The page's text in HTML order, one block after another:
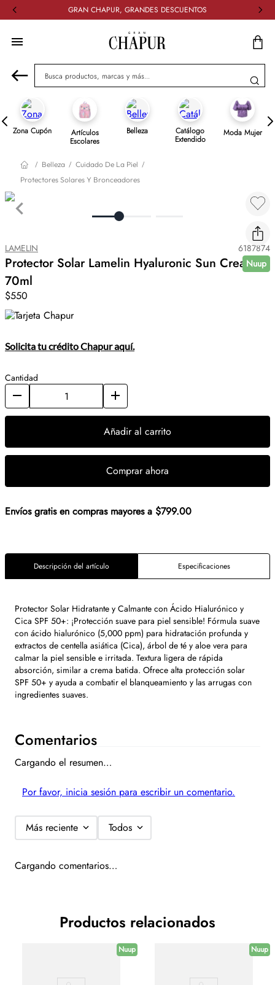
GRAN CHAPUR, GRANDES DESCUENTOS
Busca productos, marcas y más...
Zona Cupón Artículos
Escolares
Belleza Catálogo
Extendido
Moda Mujer
Belleza
Cuidado De La Piel
Protectores Solares Y Bronceadores
Nuup
LAMELIN 6187874
Protector Solar Lamelin Hyaluronic Sun Cream
70ml
$550
Solicita tu crédito Chapur aquí.
Cantidad
Añadir al carrito
Comprar ahora
Envíos gratis en compras mayores a $799.00
Descripción del artículo Especificaciones
Protector Solar Hidratante y Calmante con Ácido Hialurónico y
Cica SPF 50+: ¡Protección suave para piel sensible! Fórmula suave
con ácido hialurónico (5,000 ppm) para hidratación profunda y
extractos de centella asiática (Cica), árbol de té y aloe vera para
calmar la piel sensible e irritada. Textura ligera de rápida
absorción, similar a crema batida. Ofrece alta protección solar
SPF 50+ y ayuda a combatir el blanqueamiento y las arrugas con
ingredientes suaves.
Comentarios
Cargando el resumen…
Por favor, inicia sesión para escribir un comentario.
Más reciente Todos
Cargando comentarios…
Productos relacionados
Nuup Nuup